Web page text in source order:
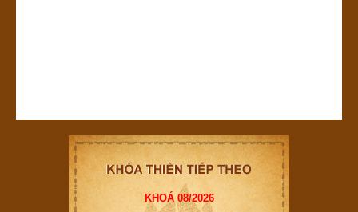
KHOÁ 08/2026